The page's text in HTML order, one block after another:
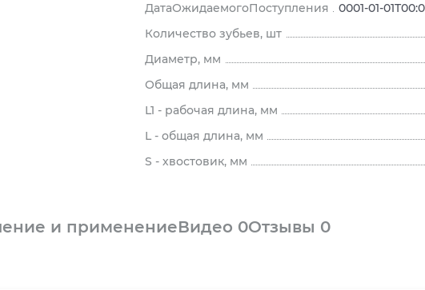
ДатаОжидаемогоПоступления
0001-01-
Количество зубьев, шт
Диаметр, мм
Общая длина, мм
L1 - рабочая длина, мм
L - общая длина, мм
S - хвостовик, мм
и применениеВидео 0Отзывы 0